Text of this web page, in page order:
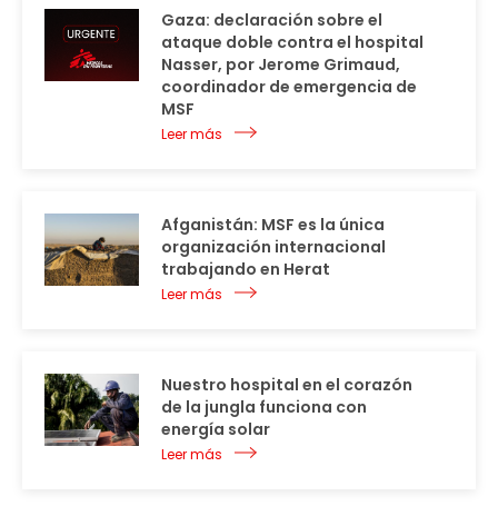
Gaza: declaración sobre el
ataque doble contra el hospital
Nasser, por Jerome Grimaud,
coordinador de emergencia de
MSF
Leer más
Afganistán: MSF es la única
organización internacional
trabajando en Herat
Leer más
Nuestro hospital en el corazón
de la jungla funciona con
energía solar
Leer más